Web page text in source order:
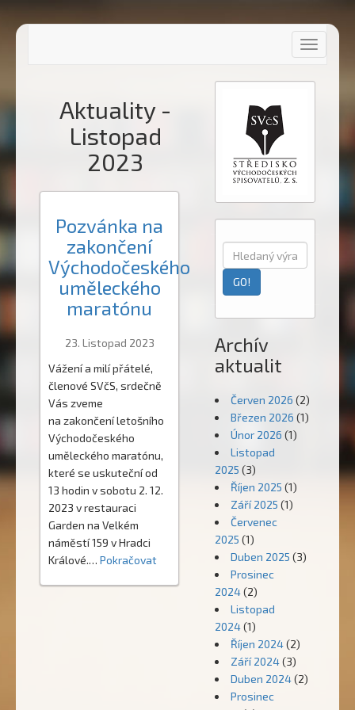
Toggle
Aktuality -
Listopad
2023
Pozvánka na
zakončení
Východočeského
uměleckého
maratónu
23. Listopad 2023
Vážení a milí přátelé,
členové SVčS, srdečně
Vás zveme
na zakončení letošního
Východočeského
uměleckého maratónu,
které se uskuteční od
13 hodin v sobotu 2. 12.
2023 v restauraci
Garden na Velkém
náměstí 159 v Hradci
Králové.… Pokračovat
Archív
aktualit
Červen 2026 (2)
Březen 2026 (1)
Únor 2026 (1)
Listopad
2025 (3)
Říjen 2025 (1)
Září 2025 (1)
Červenec
2025 (1)
Duben 2025 (3)
Prosinec
2024(2)
Listopad
2024(1)
Říjen 2024(2)
Září 2024(3)
Duben 2024(2)
Prosinec